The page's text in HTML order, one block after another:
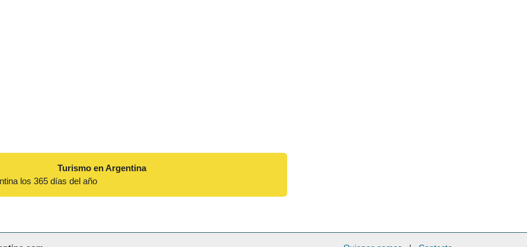
Turismo en Argentina
los 365 días del año